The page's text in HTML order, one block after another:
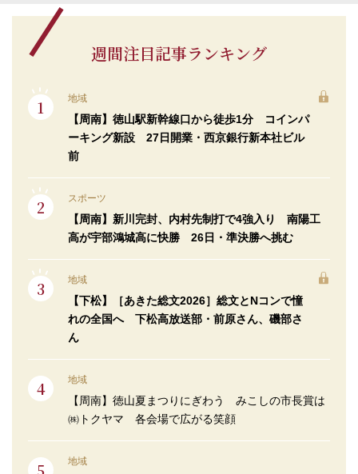
週間注目記事ランキング
地域
【周南】徳山駅新幹線口から徒歩1分 コインパ
ーキング新設 27日開業・西京銀行新本社ビル
前
スポーツ
【周南】新川完封、内村先制打で4強入り 南陽工
高が宇部鴻城高に快勝 26日・準決勝へ挑む
地域
【下松】［あきた総文2026］総文とNコンで憧
れの全国へ 下松高放送部・前原さん、磯部さ
ん
地域
【周南】徳山夏まつりにぎわう みこしの市長賞は
㈱トクヤマ 各会場で広がる笑顔
地域